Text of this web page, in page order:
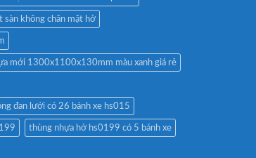
sàn không chân mặt hở
mới 1300x1100x130mm màu xanh giá rẻ
đan lưới có 26 bánh xe hs015
thùng nhựa hở hs0199 có 5 bánh xe